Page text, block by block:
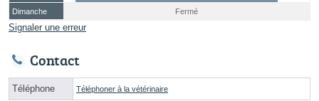
Dimanche
Fermé
Signaler une erreur
Contact
Téléphone Téléphoner à la vétérinaire